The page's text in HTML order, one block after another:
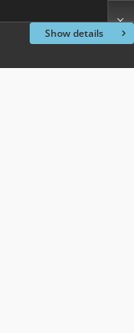
Show details